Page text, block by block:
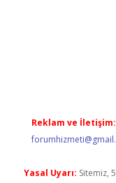
Reklam ve İletişim:
Yasal Uyarı: Sitemiz,